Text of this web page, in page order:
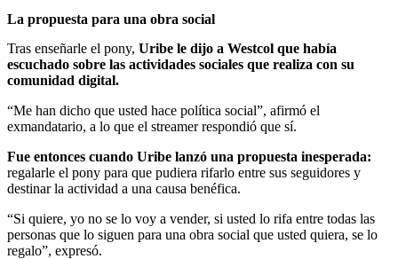
La propuesta para una obra social
Tras enseñarle el pony, Uribe le dijo a Westcol que había
escuchado sobre las actividades sociales que realiza con su
comunidad digital.
“Me han dicho que usted hace política social”, afirmó el
exmandatario, a lo que el streamer respondió que sí.
Fue entonces cuando Uribe lanzó una propuesta inesperada:
regalarle el pony para que pudiera rifarlo entre sus seguidores y
destinar la actividad a una causa benéfica.
“Si quiere, yo no se lo voy a vender, si usted lo rifa entre todas las
personas que lo siguen para una obra social que usted quiera, se lo
regalo”, expresó.